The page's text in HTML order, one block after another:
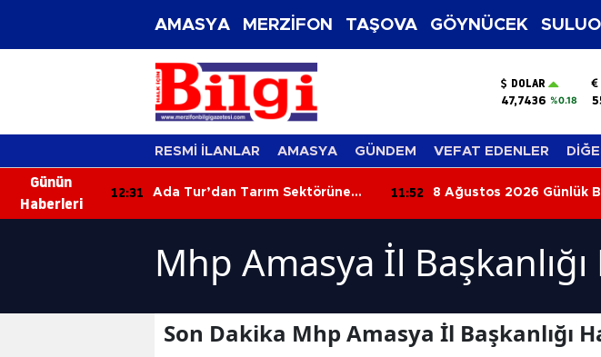
AMASYA MERZİFON TAŞOVA GÖYNÜCEK
DOLAR
47,7436 %0.18
RESMİ İLANLAR AMASYA GÜNDEM VEFAT EDENLER
Günün
Haberleri
12:31
Ada Tur’dan Tarım Sektörüne
11:52
8 Ağustos 2026 Günlük
Mhp Amasya İl
Son Dakika Mhp Amasya İl Başkanlığı